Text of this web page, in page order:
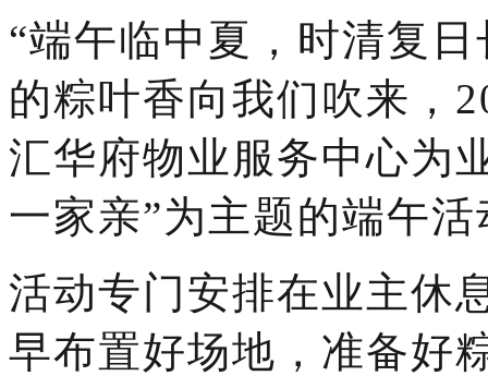
“端午临中夏，时清复日
的粽叶香向我们吹来 ，
汇华府物业服务中心为
一家亲”为主题的端午活
活动专门安排在业主休
早布置好场地，准备好